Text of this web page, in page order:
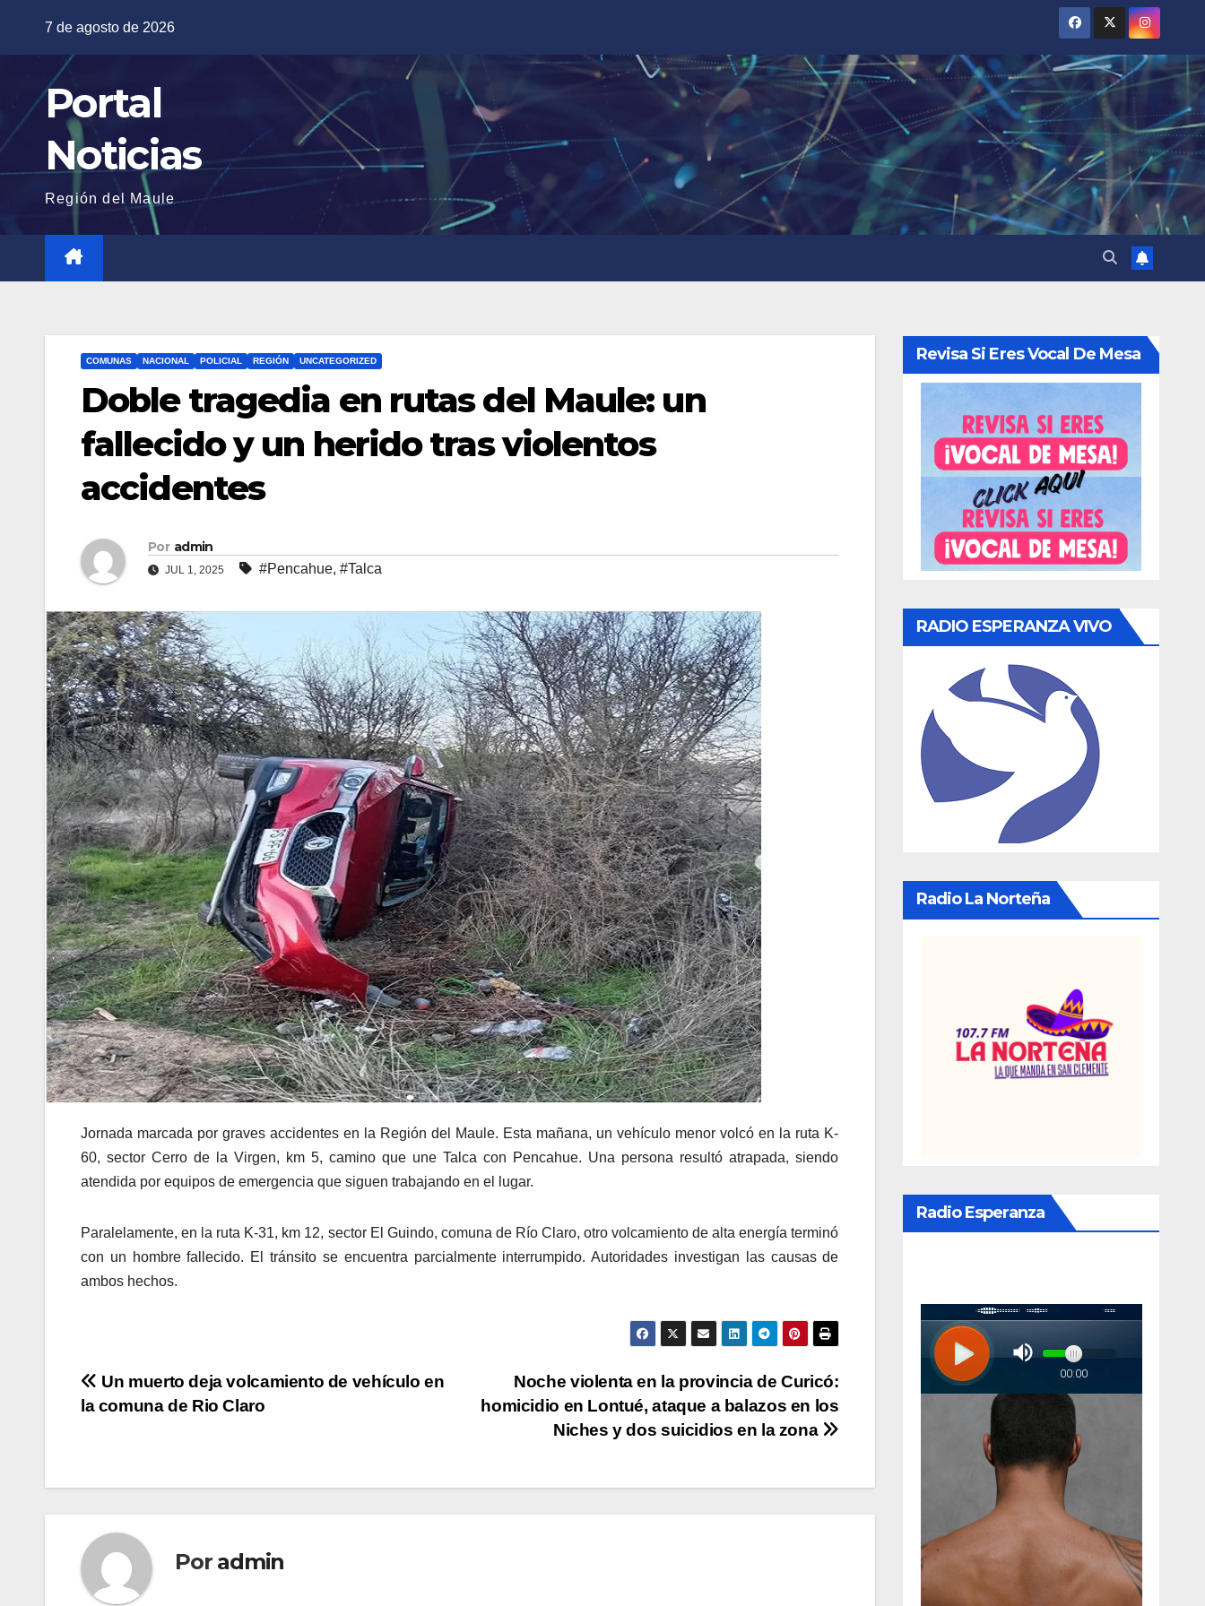
contenido
7 de agosto de 2026
Portal
Noticias
Región del Maule
COMUNAS NACIONAL POLICIAL REGIÓN UNCATEGORIZED
Doble tragedia en rutas del Maule: un
fallecido y un herido tras violentos
accidentes
Por admin
JUL 1, 2025 #Pencahue, #Talca
Jornada marcada por graves accidentes en la Región del Maule. Esta mañana, un vehículo menor volcó en la ruta K-
60, sector Cerro de la Virgen, km 5, camino que une Talca con Pencahue. Una persona resultó atrapada, siendo
atendida por equipos de emergencia que siguen trabajando en el lugar.
Paralelamente, en la ruta K-31, km 12, sector El Guindo, comuna de Río Claro, otro volcamiento de alta energía terminó
con un hombre fallecido. El tránsito se encuentra parcialmente interrumpido. Autoridades investigan las causas de
ambos hechos.
Navegación
Noche violenta en la provincia de Curicó:
homicidio en Lontué, ataque a balazos en los
Niches y dos suicidios en la zona
Un muerto deja volcamiento de vehículo en
la comuna de Rio Claro
Por admin
Revisa Si Eres Vocal De Mesa
RADIO ESPERANZA VIVO
Radio La Norteña
Radio Esperanza